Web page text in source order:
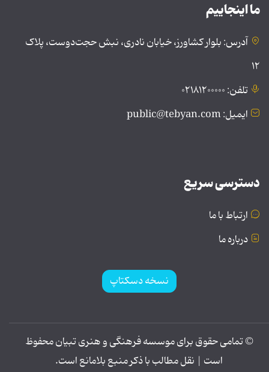
ما اینجاییم
آدرس: بلوار کشاورز، خیابان نادری، نبش حجت‌دوست، پلاک
۱۲
تلفن: ۰۲۱۸۱۲۰۰۰۰۰
ایمیل: public@tebyan.com
دسترسی سریع
ارتباط با ما
درباره ما
نسخه دسکتاپ
© تمامی حقوق برای موسسه فرهنگی و هنری تبیان محفوظ
است | نقل مطالب با ذکر منبع بلامانع است.